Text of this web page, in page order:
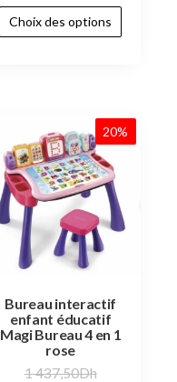
Choix des options
20%
Bureau interactif
enfant éducatif
Magi Bureau 4 en 1
rose
1 437,50Dh